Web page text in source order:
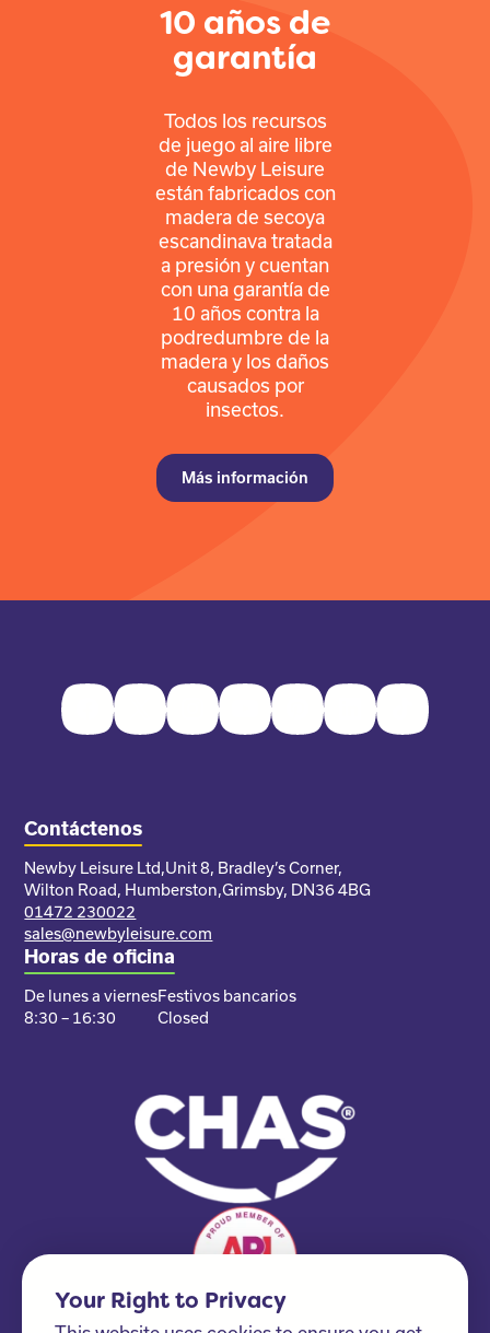
10 años de
garantía
Todos los recursos
de juego al aire libre
de Newby Leisure
están fabricados con
madera de secoya
escandinava tratada
a presión y cuentan
con una garantía de
10 años contra la
podredumbre de la
madera y los daños
causados por
insectos.
Más información
FacebookTwitter InstagramYoutubePinterestLinkedInTikTok
Contáctenos
Newby Leisure Ltd,Unit 8, Bradley’s Corner,
Wilton Road, Humberston,Grimsby, DN36 4BG
01472 230022
sales@newbyleisure.com
Horas de oficina
De lunes a viernes
8:30 – 16:30
Festivos bancarios
Closed
Your Right to Privacy